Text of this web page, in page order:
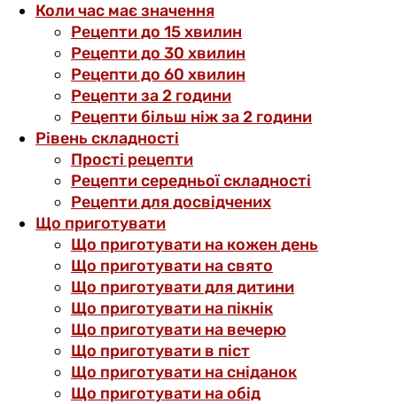
Коли час має значення
Рецепти до 15 хвилин
Рецепти до 30 хвилин
Рецепти до 60 хвилин
Рецепти за 2 години
Рецепти більш ніж за 2 години
Рівень складності
Прості рецепти
Рецепти середньої складності
Рецепти для досвідчених
Що приготувати
Що приготувати на кожен день
Що приготувати на свято
Що приготувати для дитини
Що приготувати на пікнік
Що приготувати на вечерю
Що приготувати в піст
Що приготувати на сніданок
Що приготувати на обід